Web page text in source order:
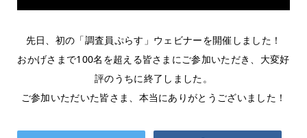
先日、初の「調査員ぷらす」ウェビナーを開催しました！
おかげさまで100名を超える皆さまにご参加いただき、大変好
評のうちに終了しました。
ご参加いただいた皆さま、本当にありがとうございました！